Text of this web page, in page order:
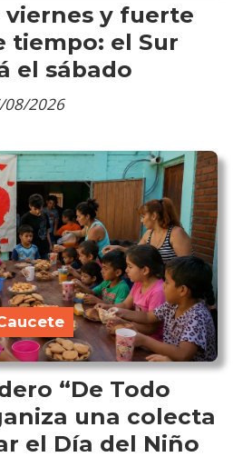
viernes y fuerte
tiempo: el Sur
el sábado
08/2026
“De Todo
una colecta
el Día del Niño